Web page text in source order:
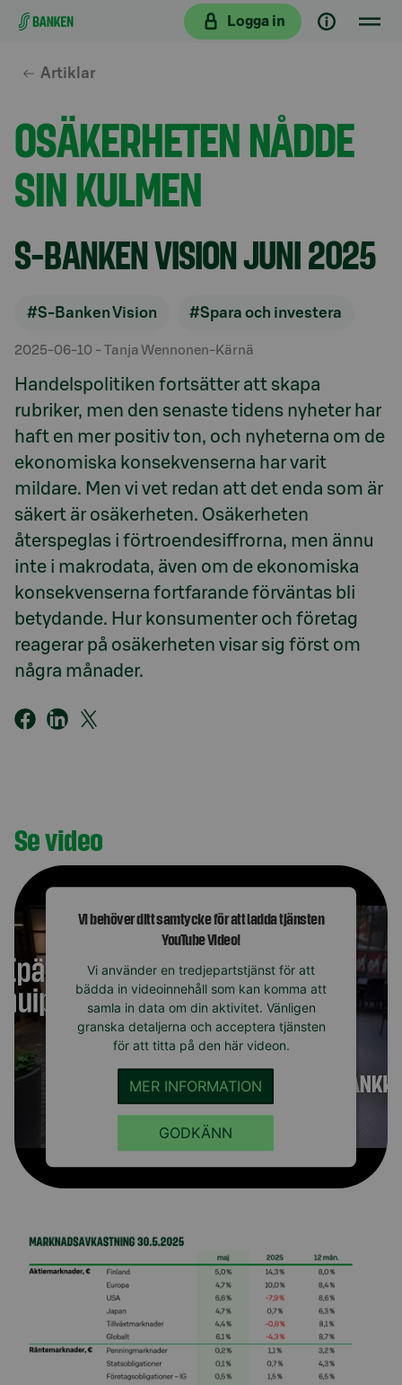
Gå direkt till innehållet
Logga in
Artiklar
OSÄKERHETEN NÅDDE
SIN KULMEN
S-BANKEN VISION JUNI 2025
#S-Banken Vision #Spara och investera
2025-06-10 - Tanja Wennonen-Kärnä
Handelspolitiken fortsätter att skapa
rubriker, men den senaste tidens nyheter har
haft en mer positiv ton, och nyheterna om de
ekonomiska konsekvenserna har varit
mildare. Men vi vet redan att det enda som är
säkert är osäkerheten. Osäkerheten
återspeglas i förtroendesiffrorna, men ännu
inte i makrodata, även om de ekonomiska
konsekvenserna fortfarande förväntas bli
betydande. Hur konsumenter och företag
reagerar på osäkerheten visar sig först om
några månader.
Se video
Vi behöver ditt samtycke för att ladda tjänsten
YouTube Video!
Vi använder en tredjepartstjänst för att
bädda in videoinnehåll som kan komma att
samla in data om din aktivitet. Vänligen
granska detaljerna och acceptera tjänsten
för att titta på den här videon.
MER INFORMATION
GODKÄNN